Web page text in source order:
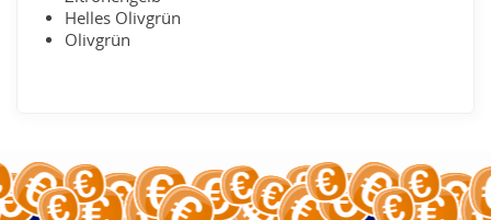
Helles Olivgrün
Olivgrün